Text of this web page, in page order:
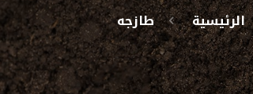
الرئيسية طازجه